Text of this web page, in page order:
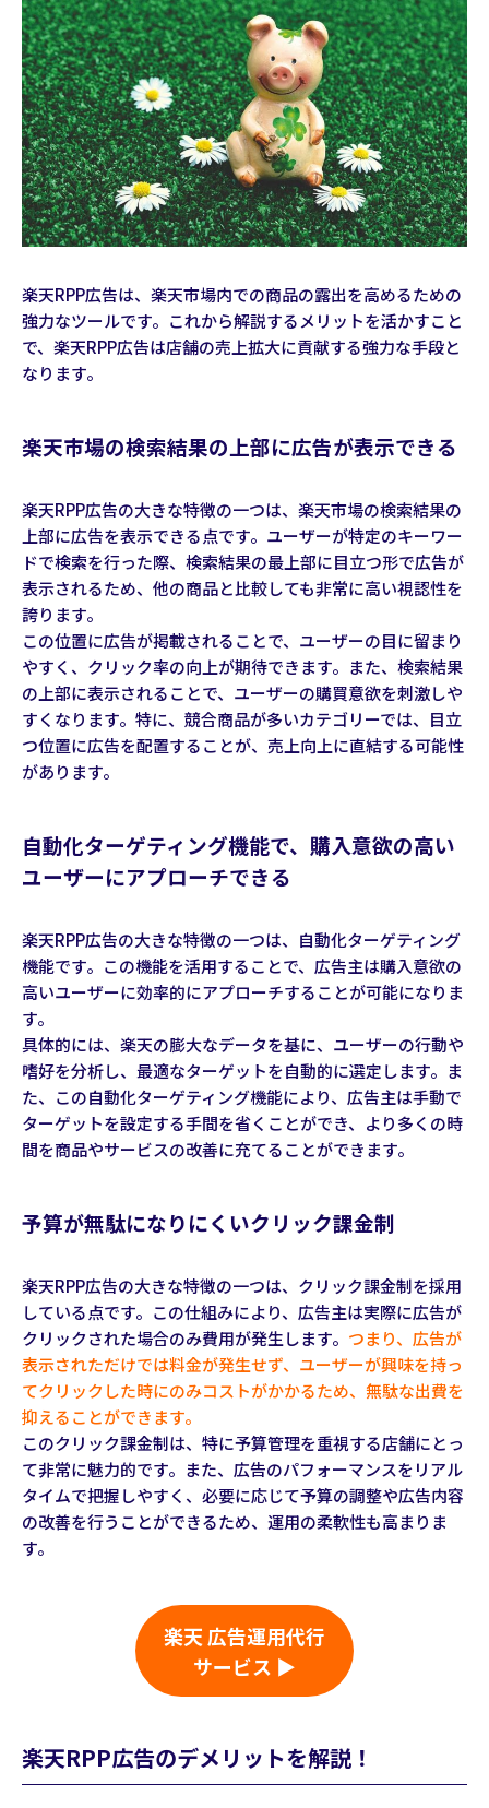
楽天RPP広告は、楽天市場内での商品の露出を高めるための
強力なツールです。これから解説するメリットを活かすこと
で、楽天RPP広告は店舗の売上拡大に貢献する強力な手段と
なります。
楽天市場の検索結果の上部に広告が表示できる
楽天RPP広告の大きな特徴の一つは、楽天市場の検索結果の
上部に広告を表示できる点です。ユーザーが特定のキーワー
ドで検索を行った際、検索結果の最上部に目立つ形で広告が
表示されるため、他の商品と比較しても非常に高い視認性を
誇ります。
この位置に広告が掲載されることで、ユーザーの目に留まり
やすく、クリック率の向上が期待できます。また、検索結果
の上部に表示されることで、ユーザーの購買意欲を刺激しや
すくなります。特に、競合商品が多いカテゴリーでは、目立
つ位置に広告を配置することが、売上向上に直結する可能性
があります。
自動化ターゲティング機能で、購入意欲の高い
ユーザーにアプローチできる
楽天RPP広告の大きな特徴の一つは、自動化ターゲティング
機能です。この機能を活用することで、広告主は購入意欲の
高いユーザーに効率的にアプローチすることが可能になりま
す。
具体的には、楽天の膨大なデータを基に、ユーザーの行動や
嗜好を分析し、最適なターゲットを自動的に選定します。ま
た、この自動化ターゲティング機能により、広告主は手動で
ターゲットを設定する手間を省くことができ、より多くの時
間を商品やサービスの改善に充てることができます。
予算が無駄になりにくいクリック課金制
楽天RPP広告の大きな特徴の一つは、クリック課金制を採用
している点です。この仕組みにより、広告主は実際に広告が
クリックされた場合のみ費用が発生します。 つまり、広告が
表示されただけでは料金が発生せず、ユーザーが興味を持っ
てクリックした時にのみコストがかかるため、無駄な出費を
抑えることができます。
このクリック課金制は、特に予算管理を重視する店舗にとっ
て非常に魅力的です。また、広告のパフォーマンスをリアル
タイムで把握しやすく、必要に応じて予算の調整や広告内容
の改善を行うことができるため、運用の柔軟性も高まりま
す。
楽天 広告運用代行
サービス ▶
楽天RPP広告のデメリットを解説！